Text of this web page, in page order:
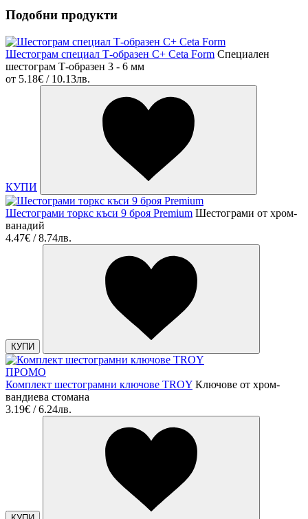
Подобни продукти
Шестограм специал Т-образен C+ Ceta Form Специален
шестограм Т-образен 3 - 6 мм
от 5.18€ / 10.13лв.
КУПИ
Шестограми торкс къси 9 броя Premium Шестограми от хром-
ванадий
4.47€ / 8.74лв.
КУПИ
ПРОМО
Комплект шестограмни ключове TROY Ключове от хром-
вандиева стомана
3.19€ / 6.24лв.